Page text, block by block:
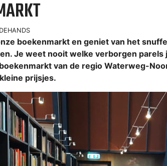
boekenmarkt en geniet van het
Je weet nooit welke verborgen
van de regio Waterweg-
prijsjes.